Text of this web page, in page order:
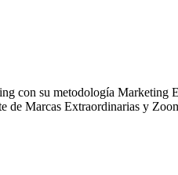
con su metodología
Marcas Extraordinarias y